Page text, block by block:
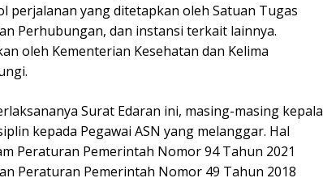
perjalanan yang ditetapkan oleh Satuan Tugas
Perhubungan, dan instansi terkait lainnya.
oleh Kementerian Kesehatan dan Kelima
Surat Edaran ini, masing-masing kepala
kepada Pegawai ASN yang melanggar. Hal
Peraturan Pemerintah Nomor 94 Tahun 2021
Peraturan Pemerintah Nomor 49 Tahun 2018